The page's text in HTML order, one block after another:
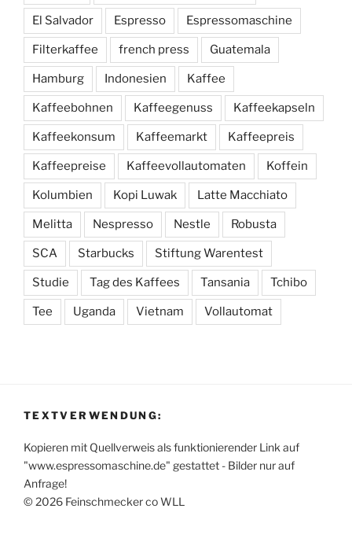
El Salvador Espresso Espressomaschine
Filterkaffee french press Guatemala
Hamburg Indonesien Kaffee
Kaffeebohnen Kaffeegenuss Kaffeekapseln
Kaffeekonsum Kaffeemarkt Kaffeepreis
Kaffeepreise Kaffeevollautomaten Koffein
Kolumbien Kopi Luwak Latte Macchiato
Melitta Nespresso Nestle Robusta
SCA Starbucks Stiftung Warentest
Studie Tag des Kaffees Tansania Tchibo
Tee Uganda Vietnam Vollautomat
TEXTVERWENDUNG:
Kopieren mit Quellverweis als funktionierender Link auf
"www.espressomaschine.de" gestattet - Bilder nur auf
Anfrage!
© 2026 Feinschmecker co WLL